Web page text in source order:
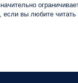
вы любите читать